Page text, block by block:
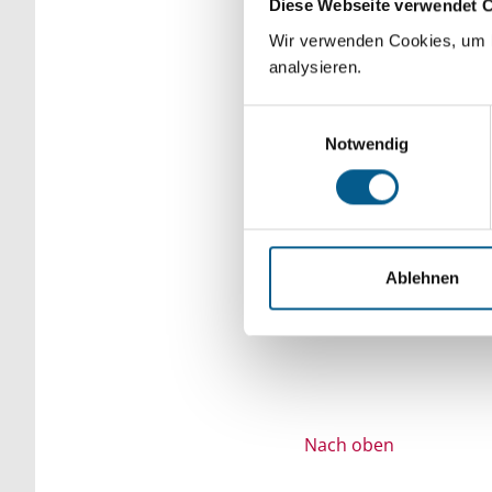
Diese Webseite verwendet
Wir verwenden Cookies,
analysieren.
Notwendig
Ablehnen
Bitte Suchbegriff
verfeinert werden.
Nach oben